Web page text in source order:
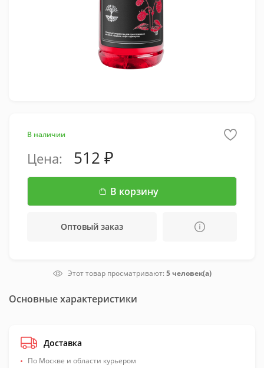
Основные характеристики
В наличии
Цена: 512
В корзину
Оптовый заказ
Этот товар просматривают:5 человек(а)
Доставка
По Москве и области курьером